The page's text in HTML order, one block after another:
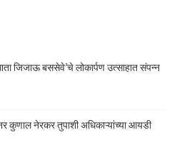
जिजाऊ बससेवे’चे लोकार्पण उत्साहात संपन्न
कुणाल नेरकर तुपाशी अधिकाऱ्यांच्या आयडी